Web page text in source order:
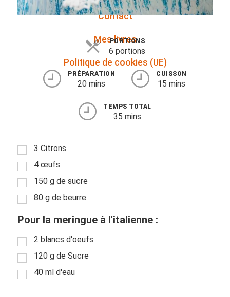
Contact
Mes livres
Politique de cookies (UE)
PORTIONS
6 portions
PRÉPARATION
20 mins
CUISSON
15 mins
TEMPS TOTAL
35 mins
3 Citrons
4 œufs
150 g de sucre
80 g de beurre
Pour la meringue à l'italienne :
2 blancs d'oeufs
120 g de Sucre
40 ml d'eau